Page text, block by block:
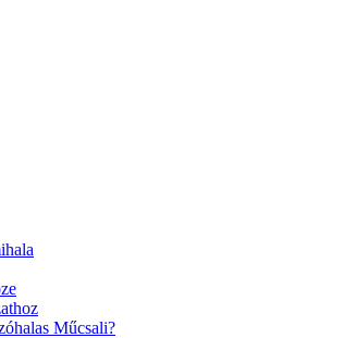
Műcsali?